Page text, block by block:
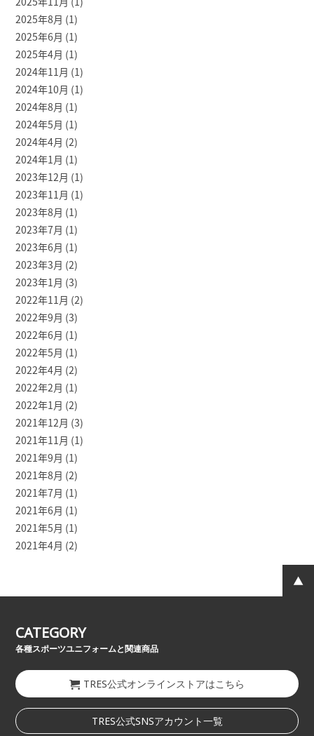
2025年8月 (1)
2025年6月 (1)
2025年4月 (1)
2024年11月 (1)
2024年10月 (1)
2024年8月 (1)
2024年5月 (1)
2024年4月 (2)
2024年1月 (1)
2023年12月 (1)
2023年11月 (1)
2023年8月 (1)
2023年7月 (1)
2023年6月 (1)
2023年3月 (2)
2023年1月 (3)
2022年11月 (2)
2022年9月 (3)
2022年6月 (1)
2022年5月 (1)
2022年4月 (2)
2022年2月 (1)
2022年1月 (2)
2021年12月 (3)
2021年11月 (1)
2021年9月 (1)
2021年8月 (2)
2021年7月 (1)
2021年6月 (1)
2021年5月 (1)
2021年4月 (2)
CATEGORY
各種スポーツユニフォームと関連商品
TRES公式オンラインストアはこちら
TRES公式SNSアカウント一覧